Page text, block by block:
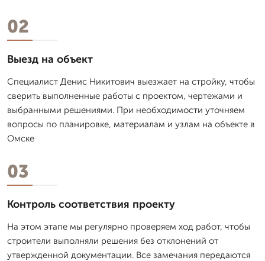
02
Выезд на объект
Специалист Денис Никитович выезжает на стройку, чтобы
сверить выполненные работы с проектом, чертежами и
выбранными решениями. При необходимости уточняем
вопросы по планировке, материалам и узлам на объекте в
Омске
03
Контроль соответствия проекту
На этом этапе мы регулярно проверяем ход работ, чтобы
строители выполняли решения без отклонений от
утвержденной документации. Все замечания передаются